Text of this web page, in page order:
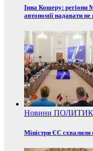
Інна Кошеру: регіони
автономії надавати
Новини
Міністри ЄС схвалили